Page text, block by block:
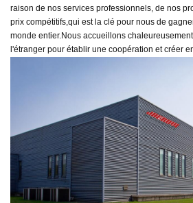
raison de nos services professionnels, de nos
prix compétitifs,qui est la clé pour nous de
monde entier.Nous accueillons
l'étranger pour établir une coopération et créer